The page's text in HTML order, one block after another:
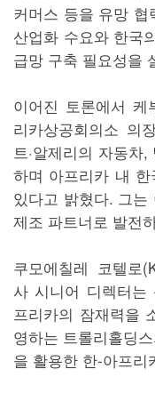
커머스 등을 유망
산업화 수요와 한국
급망 구축 필요성을
이어진 토론에서 케
리카상공회의소 의
트·알제리의 자동차
하며 아프리카 내
있다고 밝혔다. 그
제조 파트너로 발전
쿠모에칠레 코텔로
사 시니어 디렉터는
프리카의 잠재력을
영하는 트롤리홀딩
을 활용한 한-아프리